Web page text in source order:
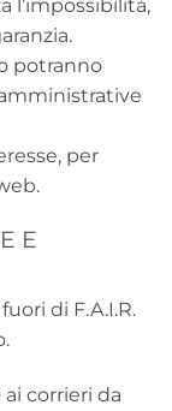
l’impossibilità,
potranno
per
E
di F.A.I.R.
corrieri da